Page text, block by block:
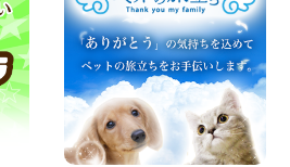
のお知らせ 東京都 墨田文花店
100円レンタカー 墨田文花
2026年08月07日
まず営業します! 神奈川県 横浜
店
100円レンタカー 横浜旭南本宿町
2026年08月07日